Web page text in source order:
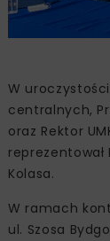
W
centralnych,
oraz Rektor
Kolasa.
W ramach
ul. Szosa